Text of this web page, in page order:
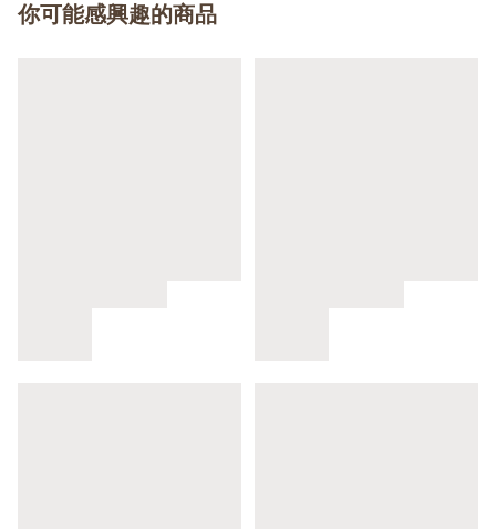
你可能感興趣的商品